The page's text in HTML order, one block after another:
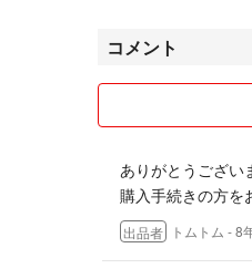
コメント
ありがとうござい
購入手続きの方を
出品者 トムトム - 8